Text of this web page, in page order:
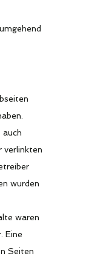
auch
verlinkten
wurden
waren
Eine
Seiten